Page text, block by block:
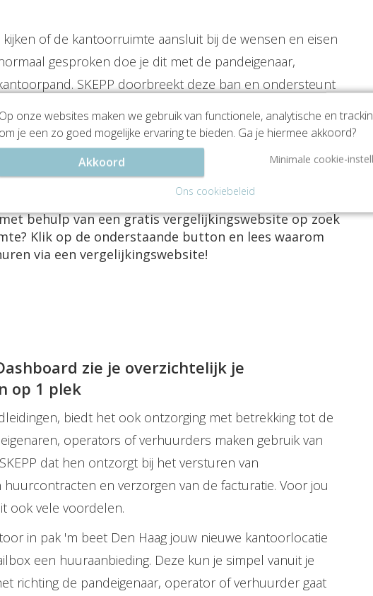
of de kantoorruimte aansluit bij de wensen en eisen
gesproken doe je dit met de pandeigenaar,
SKEPP doorbreekt deze ban en ondersteunt
de rondleiding. Het grote voordeel is dat je op deze
broker die je tijdens de zoektocht naar kantoorruimte
kenmerkt de broker van SKEPP zich door
de pandeigenaar, operator of verhuurder.
behulp van een gratis vergelijkingswebsite op zoek
Klik op de onderstaande button en lees waarom
via een vergelijkingswebsite!
zie je overzichtelijk je
op 1 plek
biedt het ook ontzorging met betrekking tot de
operators of verhuurders maken gebruik van
dat hen ontzorgt bij het versturen van
en verzorgen van de facturatie. Voor jou
ook vele voordelen.
in pak 'm beet Den Haag jouw nieuwe kantoorlocatie
een huuraanbieding. Deze kun je simpel vanuit je
richting de pandeigenaar, operator of verhuurder gaat
Op onze websites maken we gebruik van functionele, analytische en
om je een zo goed mogelijke ervaring te bieden. Ga je hiermee akkoord?
Akkoord
Minimale cookie-
Ons cookiebeleid